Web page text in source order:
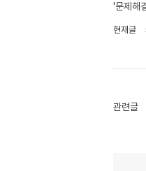
'문제해
현재글
관련글